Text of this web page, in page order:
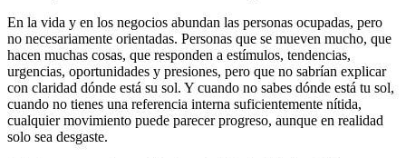
En la vida y en los negocios abundan las personas ocupadas, pero
no necesariamente orientadas. Personas que se mueven mucho, que
hacen muchas cosas, que responden a estímulos, tendencias,
urgencias, oportunidades y presiones, pero que no sabrían explicar
con claridad dónde está su sol. Y cuando no sabes dónde está tu sol,
cuando no tienes una referencia interna suficientemente nítida,
cualquier movimiento puede parecer progreso, aunque en realidad
solo sea desgaste.